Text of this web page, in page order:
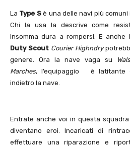
La Type Sè una delle navi più
Chi la usa la descrive come
insomma dura a rompersi. E anche
Duty Scout Courier Highndry
genere. Ora la nave vaga su
Marches, l’equipaggio è latitante
indietro la nave.
Entrate anche voi in questa
diventano eroi. Incaricati di
effettuare una riparazione e